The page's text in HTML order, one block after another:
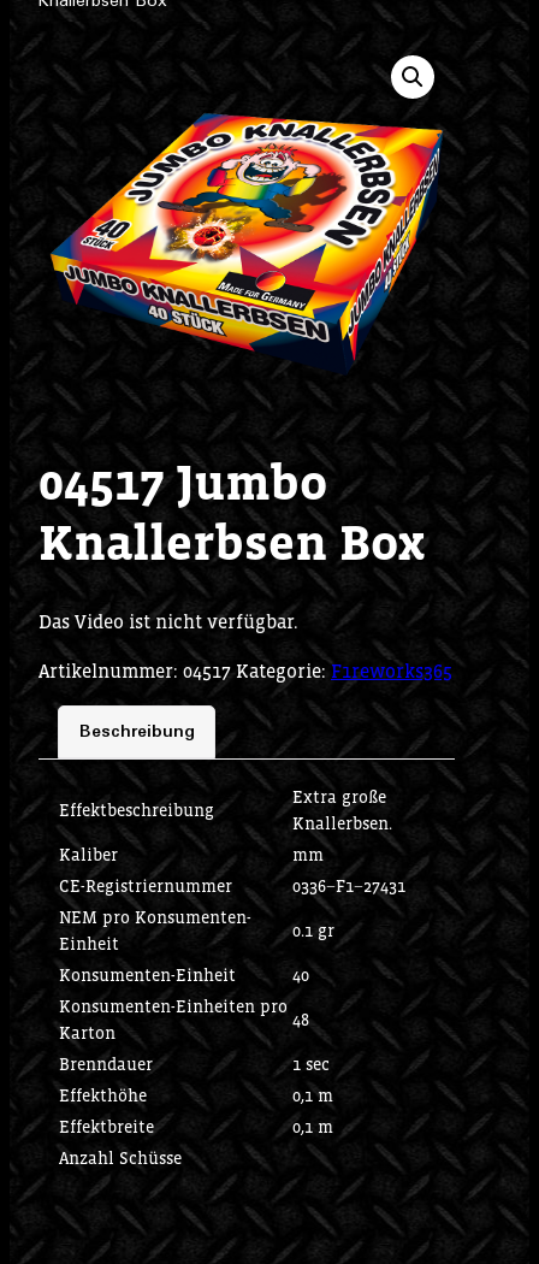
04517 Jumbo
Knallerbsen Box
Das Video ist nicht verfügbar.
Artikelnummer: 04517 Kategorie:F1reworks365
Beschreibung
Effektbeschreibung
Extra große
Knallerbsen.
Kaliber
mm
CE-Registriernummer
0336−F1−27431
NEM pro Konsumenten-
Einheit
0.1 gr
Konsumenten-Einheit
40
Konsumenten-Einheiten pro
Karton
48
Brenndauer
1 sec
Effekthöhe
0,1 m
Effektbreite
0,1 m
Anzahl Schüsse